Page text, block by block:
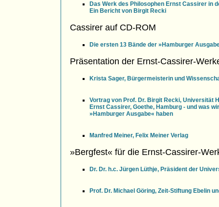
Das Werk des Philosophen Ernst Cassirer in
Ein Bericht von Birgit Recki
Cassirer auf CD-ROM
Die ersten 13 Bände der »Hamburger
Präsentation der Ernst-Cassirer-
Krista Sager, Bürgermeisterin und
Vortrag von Prof. Dr. Birgit Recki, Universität
Ernst Cassirer, Goethe, Hamburg - und was
»Hamburger Ausgabe« haben
Manfred Meiner, Felix Meiner Verlag
»Bergfest« für die Ernst-Cassirer-
Dr. Dr. h.c. Jürgen Lüthje, Präsident der
Prof. Dr. Michael Göring, Zeit-Stiftung Ebelin